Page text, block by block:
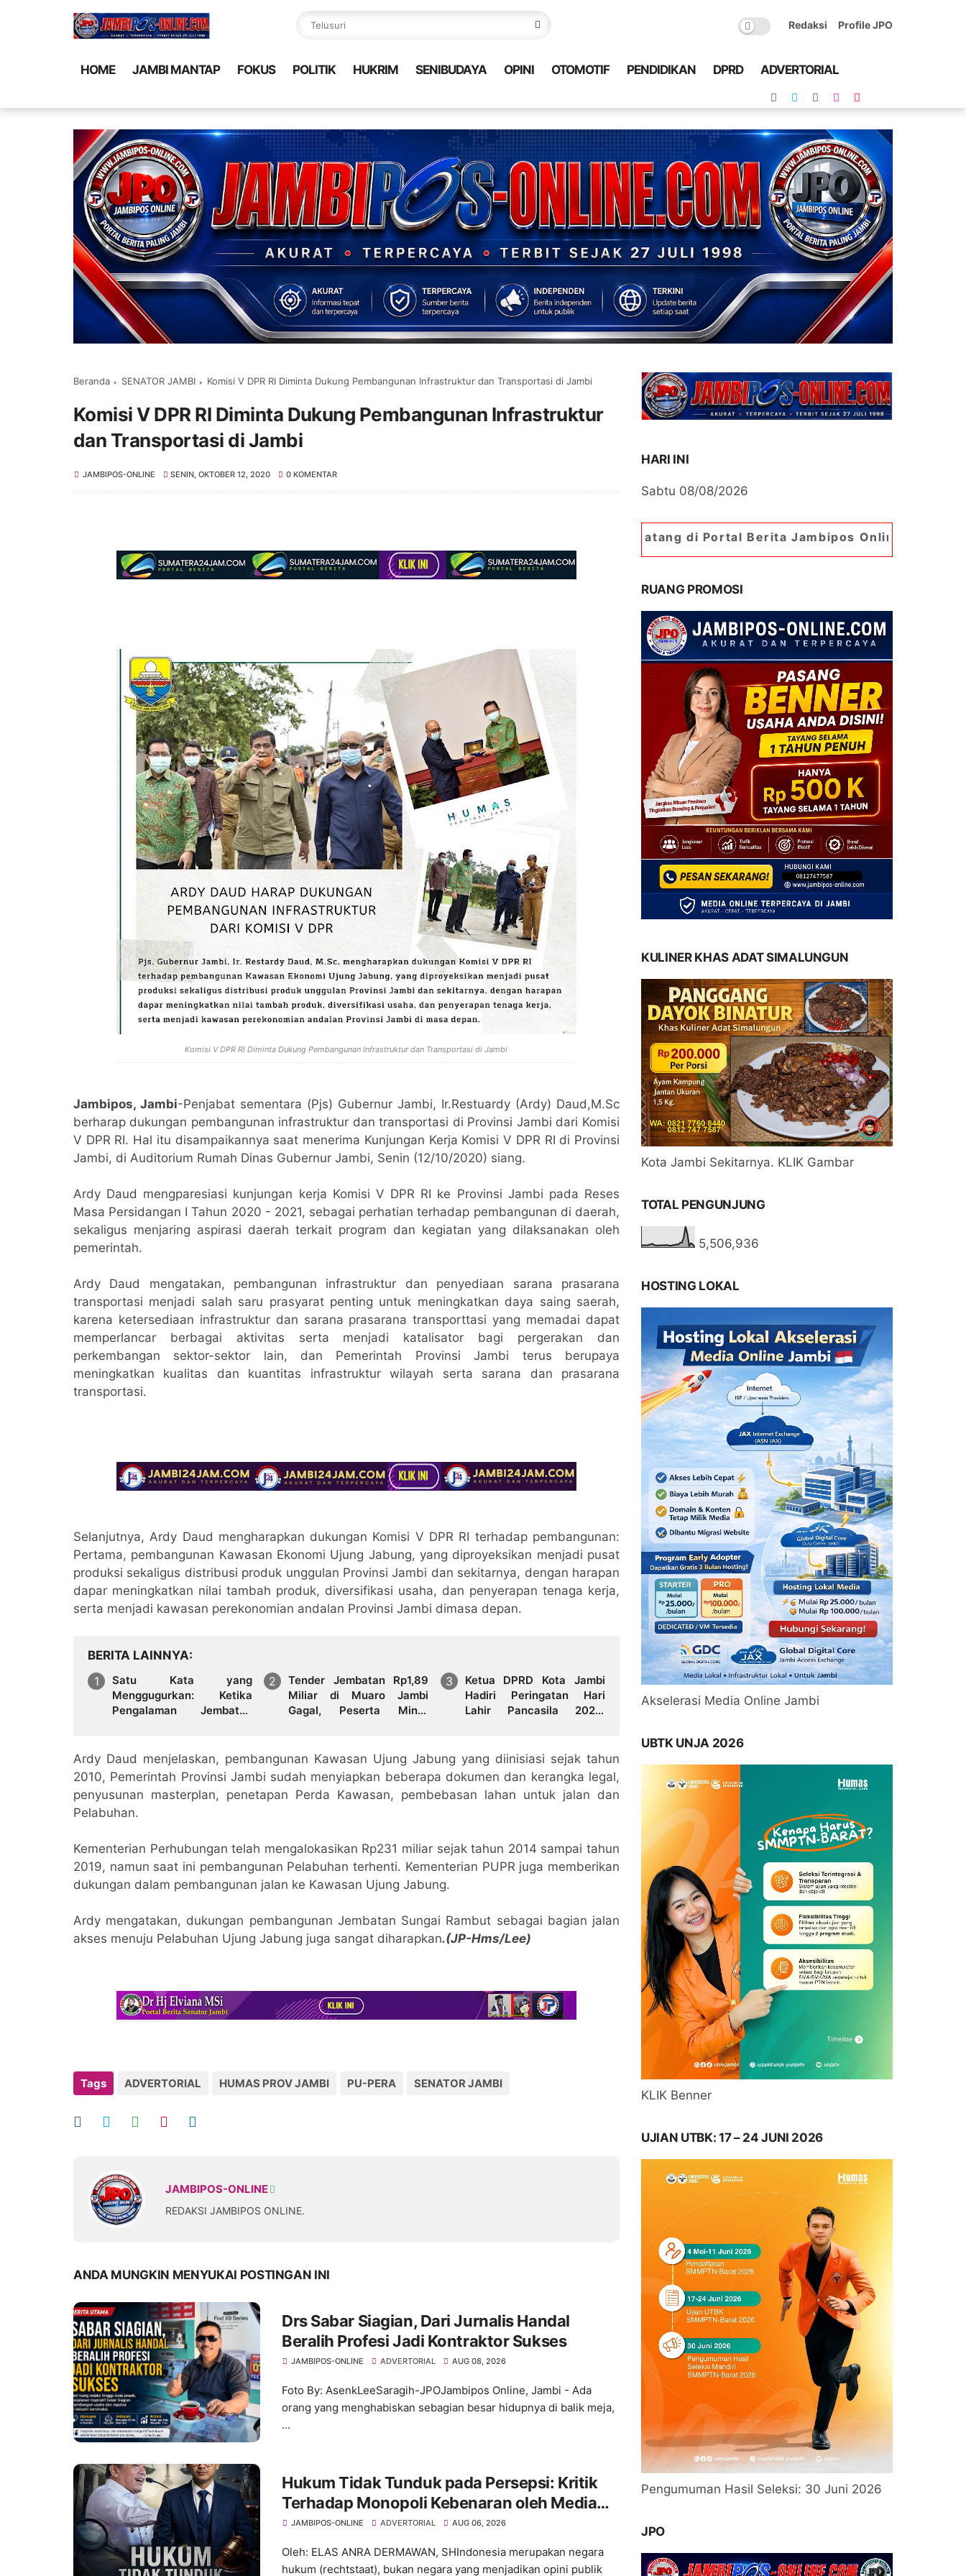
Redaksi Profile JPO
HOME JAMBI MANTAP FOKUS POLITIK HUKRIM SENIBUDAYA OPINI OTOMOTIF PENDIDIKAN DPRD ADVERTORIAL
Beranda SENATOR JAMBI Komisi V DPR RI Diminta Dukung Pembangunan Infrastruktur dan Transportasi di Jambi
Komisi V DPR RI Diminta Dukung Pembangunan Infrastruktur
dan Transportasi di Jambi
JAMBIPOS-ONLINE SENIN, OKTOBER 12, 2020 0 KOMENTAR
Komisi V DPR RI Diminta Dukung Pembangunan Infrastruktur dan Transportasi di Jambi
Jambipos, Jambi-Penjabat sementara (Pjs) Gubernur Jambi, Ir.Restuardy (Ardy) Daud,M.Sc
berharap dukungan pembangunan infrastruktur dan transportasi di Provinsi Jambi dari Komisi
V DPR RI. Hal itu disampaikannya saat menerima Kunjungan Kerja Komisi V DPR RI di Provinsi
Jambi, di Auditorium Rumah Dinas Gubernur Jambi, Senin (12/10/2020) siang.
Ardy Daud mengparesiasi kunjungan kerja Komisi V DPR RI ke Provinsi Jambi pada Reses
Masa Persidangan I Tahun 2020 - 2021, sebagai perhatian terhadap pembangunan di daerah,
sekaligus menjaring aspirasi daerah terkait program dan kegiatan yang dilaksanakan oleh
pemerintah.
Ardy Daud mengatakan, pembangunan infrastruktur dan penyediaan sarana prasarana
transportasi menjadi salah saru prasyarat penting untuk meningkatkan daya saing saerah,
karena ketersediaan infrastruktur dan sarana prasarana transporttasi yang memadai dapat
memperlancar berbagai aktivitas serta menjadi katalisator bagi pergerakan dan
perkembangan sektor-sektor lain, dan Pemerintah Provinsi Jambi terus berupaya
meningkatkan kualitas dan kuantitas infrastruktur wilayah serta sarana dan prasarana
transportasi.
Selanjutnya, Ardy Daud mengharapkan dukungan Komisi V DPR RI terhadap pembangunan:
Pertama, pembangunan Kawasan Ekonomi Ujung Jabung, yang diproyeksikan menjadi pusat
produksi sekaligus distribusi produk unggulan Provinsi Jambi dan sekitarnya, dengan harapan
dapar meningkatkan nilai tambah produk, diversifikasi usaha, dan penyerapan tenaga kerja,
serta menjadi kawasan perekonomian andalan Provinsi Jambi dimasa depan.
BERITA LAINNYA
Satu Kata yang
Menggugurkan: Ketika
Pengalaman Jembatan
Bungo
Tender Jembatan Rp1,89
Miliar di Muaro Jambi
Gagal, Peserta Minta
Ketua DPRD Kota Jambi
Hadiri Peringatan Hari
Lahir Pancasila 2026,
Bangsa
Ardy Daud menjelaskan, pembangunan Kawasan Ujung Jabung yang diinisiasi sejak tahun
2010, Pemerintah Provinsi Jambi sudah menyiapkan beberapa dokumen dan kerangka legal,
penyusunan masterplan, penetapan Perda Kawasan, pembebasan lahan untuk jalan dan
Pelabuhan.
Kementerian Perhubungan telah mengalokasikan Rp231 miliar sejak tahun 2014 sampai tahun
2019, namun saat ini pembangunan Pelabuhan terhenti. Kementerian PUPR juga memberikan
dukungan dalam pembangunan jalan ke Kawasan Ujung Jabung.
Ardy mengatakan, dukungan pembangunan Jembatan Sungai Rambut sebagai bagian jalan
akses menuju Pelabuhan Ujung Jabung juga sangat diharapkan.(JP-Hms/Lee)
Tags ADVERTORIAL HUMAS PROV JAMBI PU-PERA SENATOR JAMBI
JAMBIPOS-ONLINE
REDAKSI JAMBIPOS ONLINE.
ANDA MUNGKIN MENYUKAI POSTINGAN INI
Drs Sabar Siagian, Dari Jurnalis Handal
Beralih Profesi Jadi Kontraktor Sukses
JAMBIPOS-ONLINE ADVERTORIAL AUG 08, 2026
Foto By: AsenkLeeSaragih-JPOJambipos Online, Jambi - Ada
orang yang menghabiskan sebagian besar hidupnya di balik meja,
...
Hukum Tidak Tunduk pada Persepsi: Kritik
Terhadap Monopoli Kebenaran oleh Media
dan Aktivis
JAMBIPOS-ONLINE ADVERTORIAL AUG 06, 2026
Oleh: ELAS ANRA DERMAWAN, SHIndonesia merupakan negara
hukum (rechtstaat), bukan negara yang menjadikan opini publik
HARI INI
Sabtu 08/08/2026
Selamat Datang di Portal Berita Jambipos Online. Portal Berita
RUANG PROMOSI
KULINER KHAS ADAT SIMALUNGUN
Kota Jambi Sekitarnya. KLIK Gambar
TOTAL PENGUNJUNG
5,506,936
HOSTING LOKAL
Akselerasi Media Online Jambi
UBTK UNJA 2026
KLIK Benner
UJIAN UTBK: 17 – 24 JUNI 2026
Pengumuman Hasil Seleksi: 30 Juni 2026
JPO